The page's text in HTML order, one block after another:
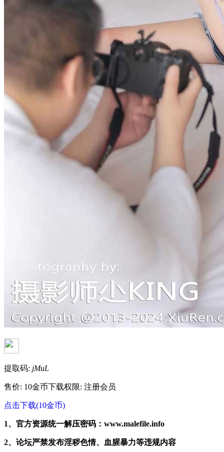
提取码: jMuL
售价: 10金币下载权限: 注册会员
点击下载(10金币)
1、官方资源统一解压密码：www.malefile.info
2、论坛严禁发布淫秽色情、血腥暴力等违规内容